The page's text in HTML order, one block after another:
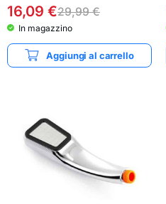
16,09 €29,99€
In magazzino
Aggiungi al carrello